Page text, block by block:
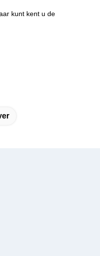
kunt kent u de